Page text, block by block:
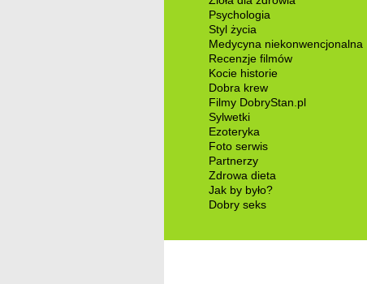
Psychologia
Styl życia
Medycyna niekonwencjonalna
Recenzje filmów
Kocie historie
Dobra krew
Filmy DobryStan.pl
Sylwetki
Ezoteryka
Foto serwis
Partnerzy
Zdrowa dieta
Jak by było?
Dobry seks